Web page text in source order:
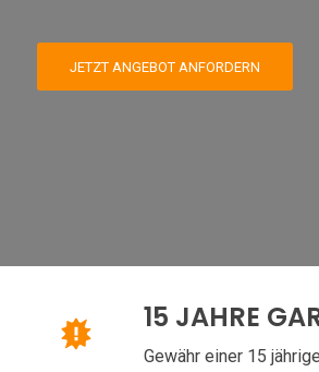
JETZT ANGEBOT ANFORDERN
15 JAHRE
Gewähr einer 15